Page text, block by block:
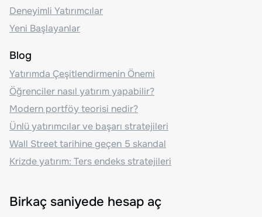
Deneyimli Yatırımcılar
Yeni Başlayanlar
Blog
Yatırımda Çeşitlendirmenin Önemi
Öğrenciler nasıl yatırım yapabilir?
Modern portföy teorisi nedir?
Ünlü yatırımcılar ve başarı stratejileri
Wall Street tarihine geçen 5 skandal
Krizde yatırım: Ters endeks stratejileri
Birkaç saniyede hesap aç